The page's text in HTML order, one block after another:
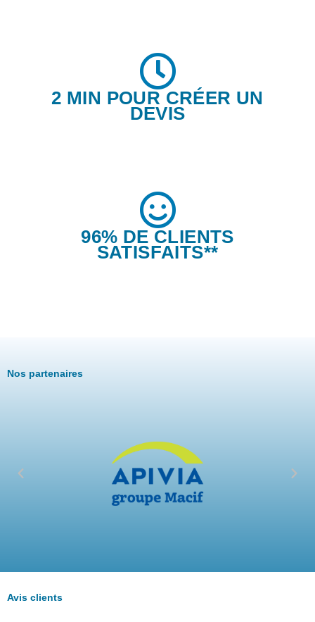
2 MIN POUR CRÉER UN
DEVIS
96% DE CLIENTS
SATISFAITS**
Nos partenaires
Avis clients